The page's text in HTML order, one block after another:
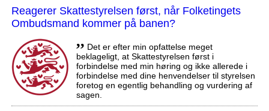
Reagerer Skattestyrelsen først, når Folketingets
Ombudsmand kommer på banen?
,, Det er efter min opfattelse meget
beklageligt, at Skattestyrelsen først i
forbindelse med min høring og ikke allerede i
forbindelse med dine henvendelser til styrelsen
foretog en egentlig behandling og vurdering af
sagen.